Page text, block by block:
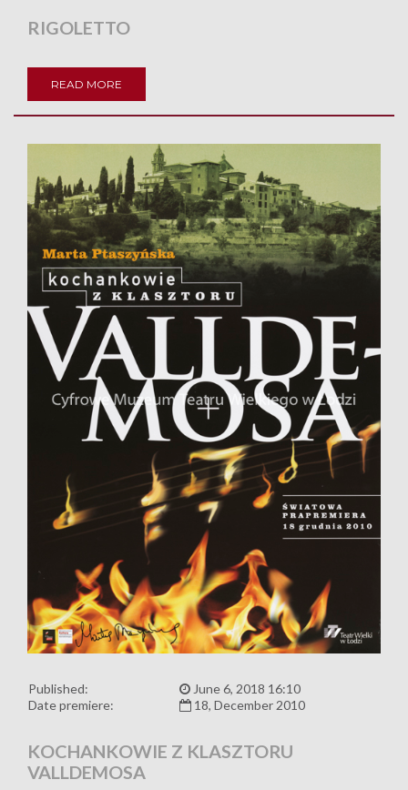
RIGOLETTO
READ MORE
Published:
June 6, 2018 16:10
Date premiere:
18, December 2010
KOCHANKOWIE Z KLASZTORU
VALLDEMOSA